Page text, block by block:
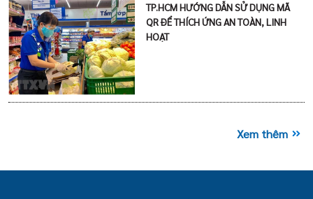
TP.HCM HƯỚNG DẪN SỬ DỤNG MÃ
QR ĐỂ THÍCH ỨNG AN TOÀN, LINH
HOẠT
Xem thêm